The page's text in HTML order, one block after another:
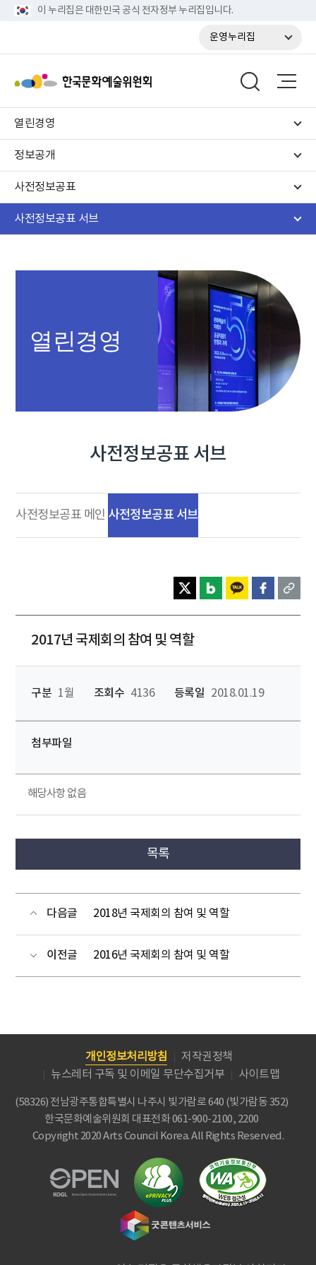
이 누리집은 대한민국 공식 전자정부 누리집입니다.
운영누리집
열린경영
정보공개
사전정보공표
사전정보공표 서브
열린경영
사전정보공표 서브
사전정보공표 메인 사전정보공표 서브
2017년 국제회의 참여 및 역할
구분 1월 조회수 4136 등록일 2018.01.19
첨부파일
해당사항 없음
목록
다음글 2018년 국제회의 참여 및 역할
이전글 2016년 국제회의 참여 및 역할
개인정보처리방침
저작권정책
뉴스레터 구독 및 이메일 무단수집거부
사이트맵
(58326) 전남광주통합특별시 나주시 빛가람로 640 (빛가람동 352)
한국문화예술위원회 대표전화 061-900-2100, 2200
Copyright 2020 Arts Council Korea. All Rights Reserved.